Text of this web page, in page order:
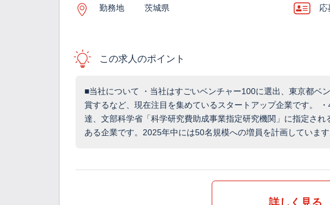
勤務地 茨城県 応
この求人のポイント
■当社について ・当社はすごいベンチャー100に選出、東京都ベ
賞するなど、現在注目を集めているスタートアップ企業です。
達、文部科学省「科学研究費助成事業指定研究機関」に指定され
ある企業です。2025年中には50名規模への増員を計画しています
詳しく見る